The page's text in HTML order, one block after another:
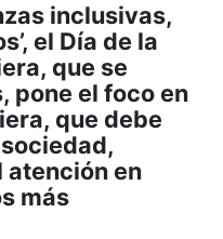
inclusivas,
el Día de la
que se
pone el foco en
que debe
atención en
más